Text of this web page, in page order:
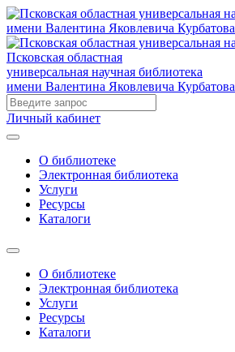
Псковская областная
универсальная научная библиотека
имени Валентина Яковлевича Курбатова
Личный кабинет
О библиотеке
Электронная библиотека
Услуги
Ресурсы
Каталоги
О библиотеке
Электронная библиотека
Услуги
Ресурсы
Каталоги